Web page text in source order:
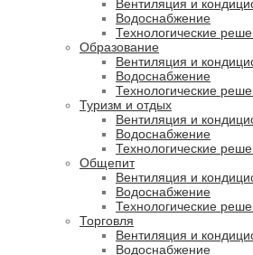
Вентиляция и
Водоснабжение
Технологические
Образование
Вентиляция и
Водоснабжение
Технологические
Туризм и отдых
Вентиляция и
Водоснабжение
Технологические
Общепит
Вентиляция и
Водоснабжение
Технологические
Торговля
Вентиляция и
Водоснабжение